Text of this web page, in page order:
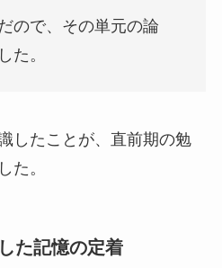
ので、その単元の論
。
したことが、直前期の勉
。
た記憶の定着